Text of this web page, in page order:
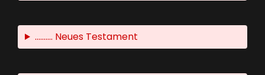
.......... Neues Testament